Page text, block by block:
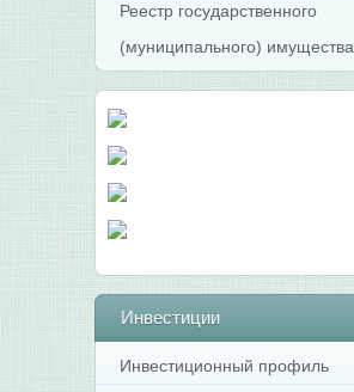
Реестр государственного
(муниципального) имущества
Инвестиции
Инвестиционный профиль